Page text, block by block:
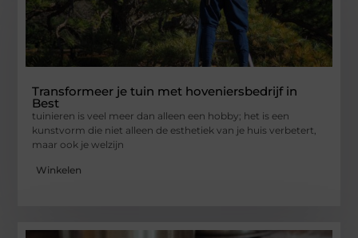
Transformeer je tuin met hoveniersbedrijf in
Best
tuinieren is veel meer dan alleen een hobby; het is een
kunstvorm die niet alleen de esthetiek van je huis verbetert,
maar ook je welzijn
Winkelen